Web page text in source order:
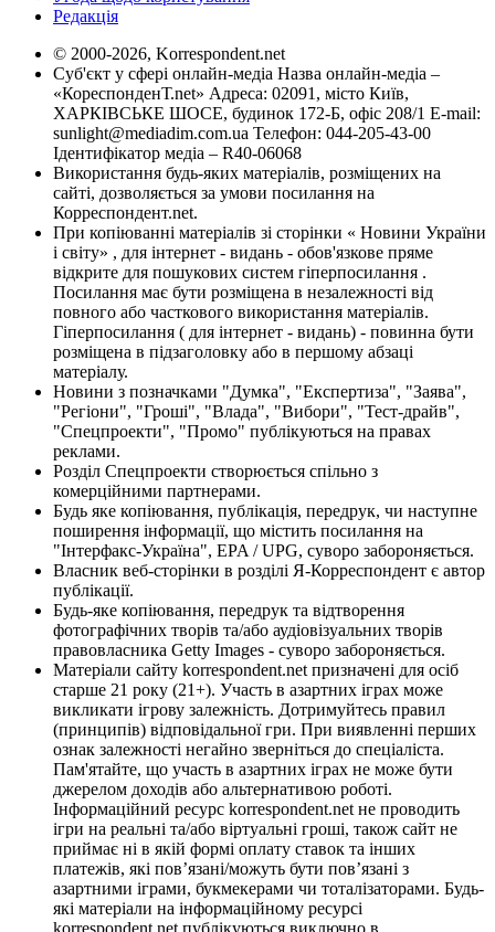
Редакція
© 2000-2026, Korrespondent.net
Суб'єкт у сфері онлайн-медіа Назва онлайн-медіа –
«КореспонденТ.net» Адреса: 02091, місто Київ,
ХАРКІВСЬКЕ ШОСЕ, будинок 172-Б, офіс 208/1 E-mail:
sunlight@mediadim.com.ua Телефон: 044-205-43-00
Ідентифікатор медіа – R40-06068
Використання будь-яких матеріалів, розміщених на
сайті, дозволяється за умови посилання на
Корреспондент.net.
При копіюванні матеріалів зі сторінки « Новини України
і світу» , для інтернет - видань - обов'язкове пряме
відкрите для пошукових систем гіперпосилання .
Посилання має бути розміщена в незалежності від
повного або часткового використання матеріалів.
Гіперпосилання ( для інтернет - видань) - повинна бути
розміщена в підзаголовку або в першому абзаці
матеріалу.
Новини з позначками "Думка", "Експертиза", "Заява",
"Регіони", "Гроші", "Влада", "Вибори", "Тест-драйв",
"Спецпроекти", "Промо" публікуються на правах
реклами.
Розділ Спецпроекти створюється спільно з
комерційними партнерами.
Будь яке копіювання, публікація, передрук, чи наступне
поширення інформації, що містить посилання на
"Інтерфакс-Україна", EPA / UPG, суворо забороняється.
Власник веб-сторінки в розділі Я-Корреспондент є автор
публікації.
Будь-яке копіювання, передрук та відтворення
фотографічних творів та/або аудіовізуальних творів
правовласника Getty Images - суворо забороняється.
Матеріали сайту korrespondent.net призначені для осіб
старше 21 року (21+). Участь в азартних іграх може
викликати ігрову залежність. Дотримуйтесь правил
(принципів) відповідальної гри. При виявленні перших
ознак залежності негайно зверніться до спеціаліста.
Пам'ятайте, що участь в азартних іграх не може бути
джерелом доходів або альтернативою роботі.
Інформаційний ресурс korrespondent.net не проводить
ігри на реальні та/або віртуальні гроші, також сайт не
приймає ні в якій формі оплату ставок та інших
платежів, які пов’язані/можуть бути пов’язані з
азартними іграми, букмекерами чи тоталізаторами. Будь-
які матеріали на інформаційному ресурсі